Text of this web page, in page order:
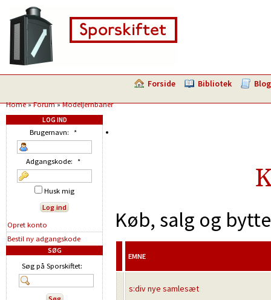
Forside Bibliotek Blog
Home»Forum»Modeljernbaner
Køb, salg og
EMNE
s:div nye samlesæt
LOG IND
Brugernavn: *
Adgangskode: *
Husk mig
Opret konto
Bestil ny adgangskode
SØG
Søg på Sporskiftet: